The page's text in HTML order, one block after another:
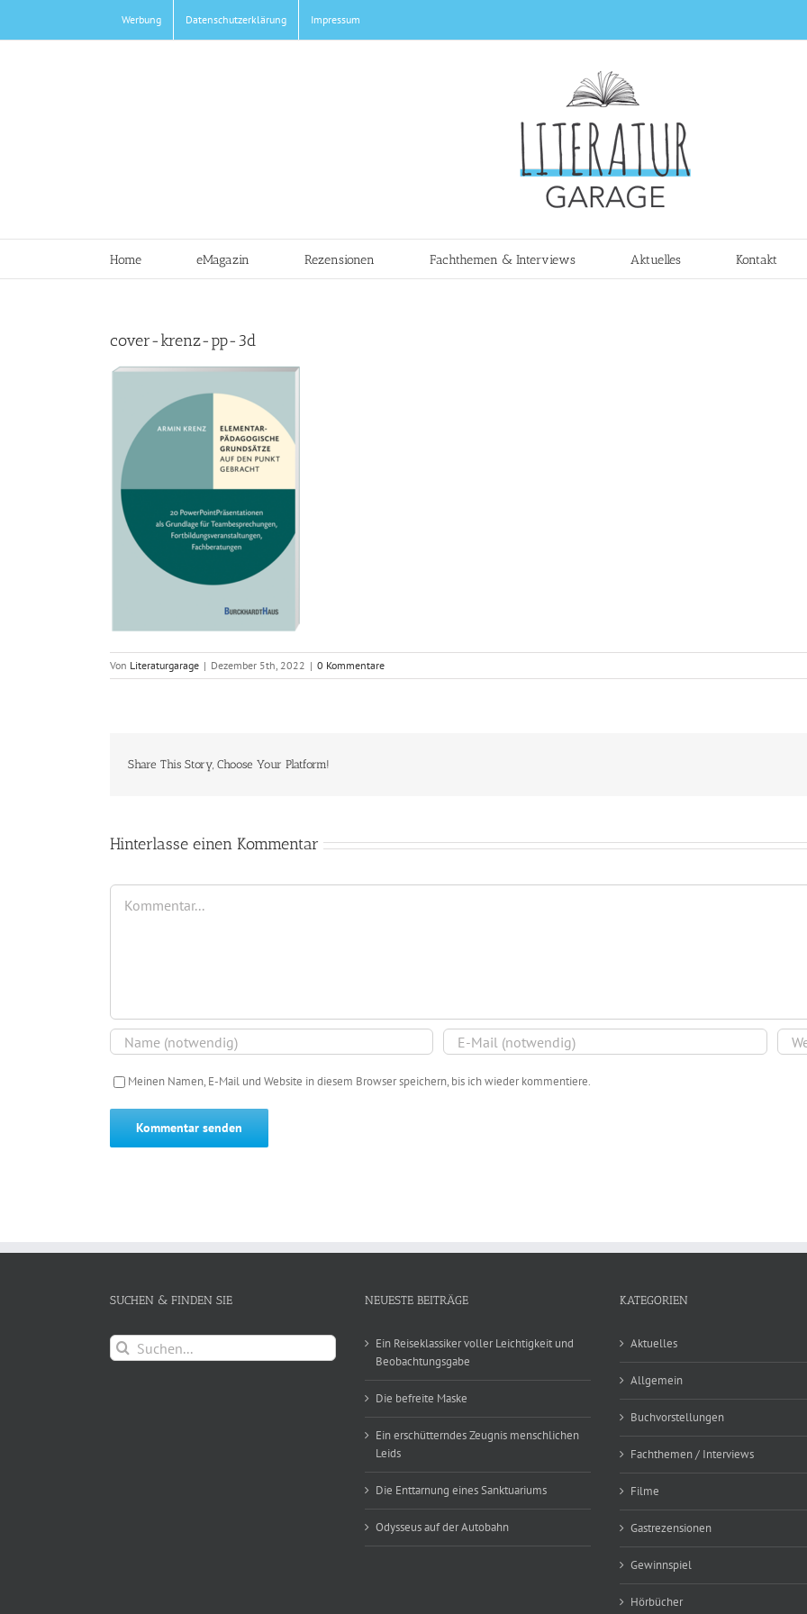
springen
Werbung Datenschutzerklärung Impressum
Home eMagazin Rezensionen Fachthemen & Interviews Aktuelles Kontakt
cover-krenz-pp-3d
Von Literaturgarage | Dezember 5th, 2022 | 0 Kommentare
Share This Story, Choose Your Platform!
Hinterlasse einen Kommentar
Kommentar
Meinen Namen, E-Mail und Website in diesem Browser speichern, bis ich wieder kommentiere.
SUCHEN & FINDEN SIE
Suche
nach:
NEUESTE BEITRÄGE
Ein Reiseklassiker voller Leichtigkeit und
Beobachtungsgabe
Die befreite Maske
Ein erschütterndes Zeugnis menschlichen
Leids
Die Enttarnung eines Sanktuariums
Odysseus auf der Autobahn
KATEGORIEN
Aktuelles
Allgemein
Buchvorstellungen
Fachthemen / Interviews
Filme
Gastrezensionen
Gewinnspiel
Hörbücher